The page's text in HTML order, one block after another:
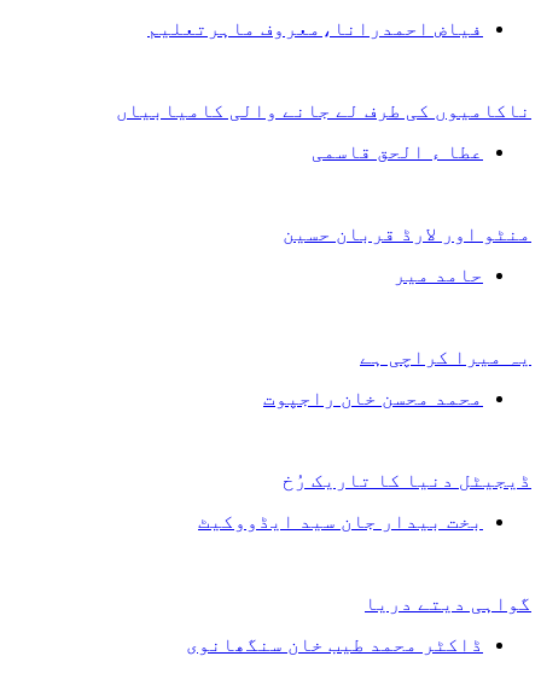
فیاض احمدرانا،معروف ماہرتعلیم
ناکامیوں کی طرف لے جانے والی کامیابیاں
عطا ء الحق قاسمی
منٹو اور لارڈ قربان حسین
حامد میر
یہ میرا کراچی ہے
محمد محسن خان راجپوت
ڈیجیٹل دنیا کا تاریک رُخ
بخت بیدار جان سید ایڈووکیٹ
گواہی دیتے دریا
ڈاکٹر محمد طیب خان سنگھانوی